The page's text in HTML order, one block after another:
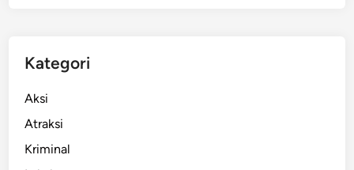
Kategori
Aksi
Atraksi
Kriminal